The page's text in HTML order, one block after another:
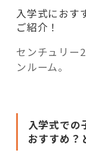
「モノ
協
入学式におす
ご紹介！
センチュリー
ンルーム。
入学式での
おすすめ？